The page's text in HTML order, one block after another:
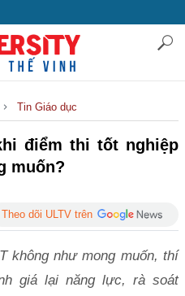
Tin Giáo dục
điểm thi tốt nghiệp
muốn?
Theo dõi ULTV trên
không như mong muốn, thí
giá lại năng lực, rà soát